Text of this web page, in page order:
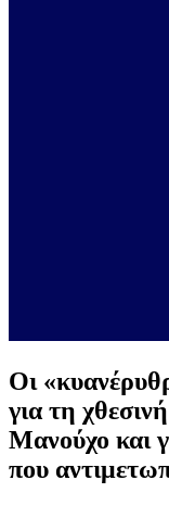
Οι
για τη
Μανούχο και
που